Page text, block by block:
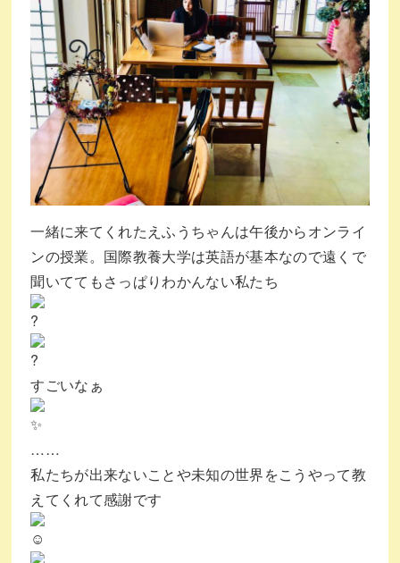
一緒に来てくれたえふうちゃんは午後からオンライ
ンの授業。国際教養大学は英語が基本なので遠くで
聞いててもさっぱりわかんない私たち
すごいなぁ
……
私たちが出来ないことや未知の世界をこうやって教
えてくれて感謝です